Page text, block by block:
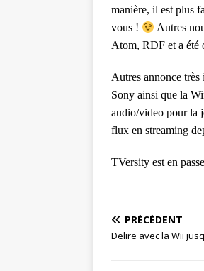
manière, il est plus
vous !
Autres
Atom, RDF et a été
Autres annonce
Sony ainsi que la
audio/video pour la
flux en streaming
TVersity est en
PRÉCÉDENT
Delire avec la Wii